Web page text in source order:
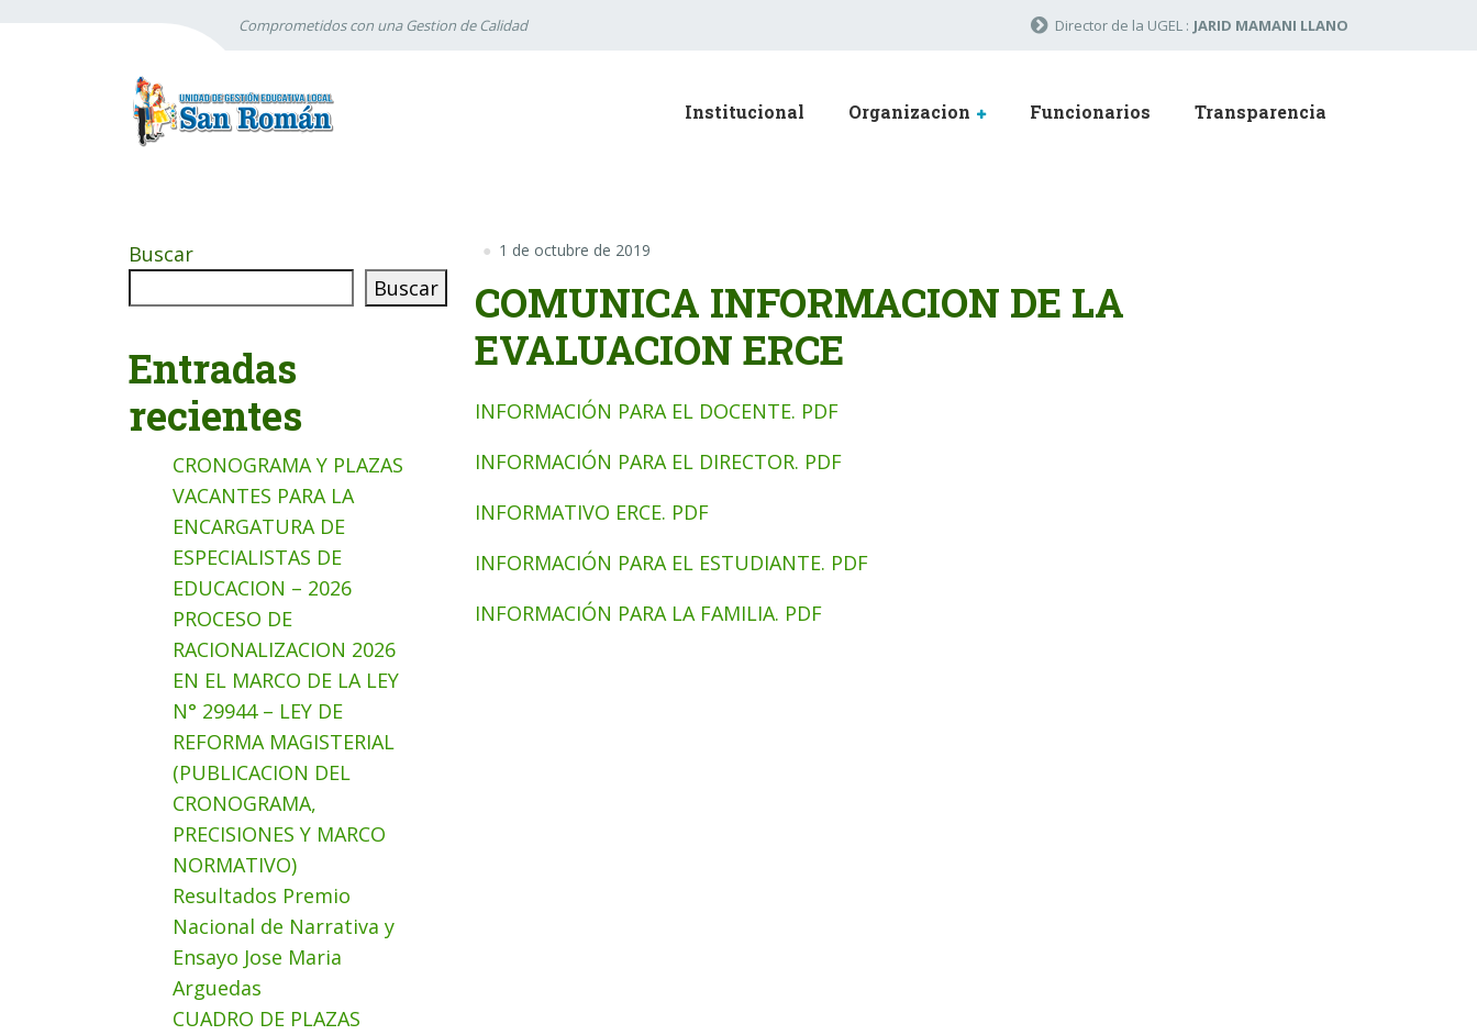
Comprometidos con una Gestion de Calidad Director de la UGEL : JARID MAMANI LLANO
Institucional Organizacion Funcionarios Transparencia
1 de octubre de 2019
COMUNICA INFORMACION DE LA
EVALUACION ERCE
INFORMACIÓN PARA EL DOCENTE. PDF
INFORMACIÓN PARA EL DIRECTOR. PDF
INFORMATIVO ERCE. PDF
INFORMACIÓN PARA EL ESTUDIANTE. PDF
INFORMACIÓN PARA LA FAMILIA. PDF
Buscar
Buscar
Entradas
recientes
CRONOGRAMA Y PLAZAS
VACANTES PARA LA
ENCARGATURA DE
ESPECIALISTAS DE
EDUCACION – 2026
PROCESO DE
RACIONALIZACION 2026
EN EL MARCO DE LA LEY
N° 29944 – LEY DE
REFORMA MAGISTERIAL
(PUBLICACION DEL
CRONOGRAMA,
PRECISIONES Y MARCO
NORMATIVO)
Resultados Premio
Nacional de Narrativa y
Ensayo Jose Maria
Arguedas
CUADRO DE PLAZAS